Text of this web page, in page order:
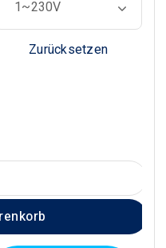
Zurücksetzen